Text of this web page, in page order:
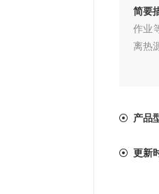
简要
作业
离热
产品
更新